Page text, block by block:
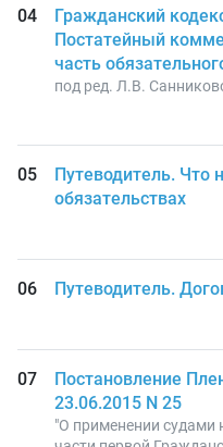
Гражданский
Постатейный
часть
под ред. Л.В.
Путеводитель. Что
обязательствах
Путеводитель.
Постановление
23.06.2015 N 25
"О применении судами